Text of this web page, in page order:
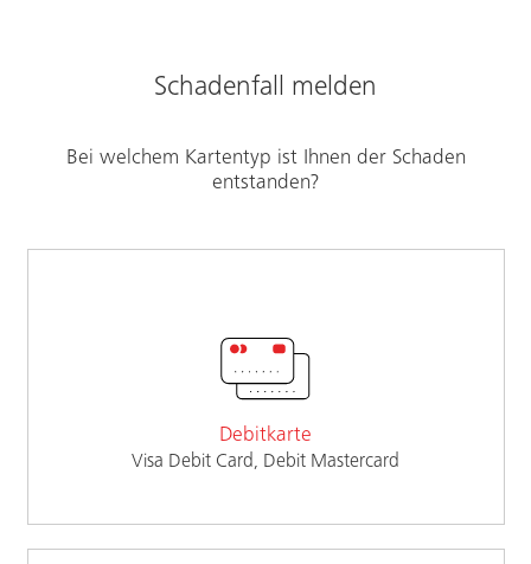
Schadenfall melden
Bei welchem Kartentyp ist Ihnen der Schaden
entstanden?
Debitkarte
Visa Debit Card, Debit Mastercard